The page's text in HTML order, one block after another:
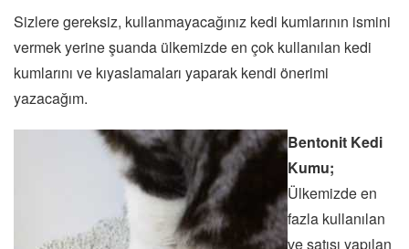
Sizlere gereksiz, kullanmayacağınız kedi kumlarının ismini
vermek yerine şuanda ülkemizde en çok kullanılan kedi
kumlarını ve kıyaslamaları yaparak kendi önerimi
yazacağım.
Bentonit Kedi
Kumu;
Ülkemizde en
fazla kullanılan
ve satışı yapılan